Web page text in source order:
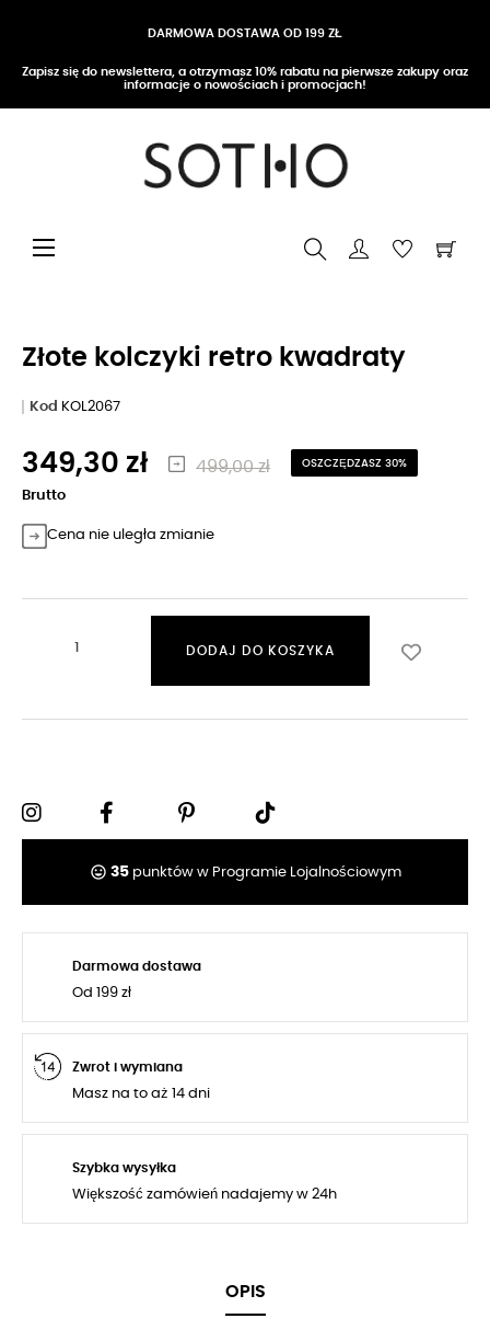
DARMOWA DOSTAWA OD 199 ZŁ
Zapisz się do newslettera, a otrzymasz 10% rabatu na pierwsze zakupy oraz
informacje o nowościach i promocjach!
Przełącz nawigację
☰
Złote kolczyki retro kwadraty
Kod KOL2067
349,30 zł 499,00 zł OSZCZĘDZASZ 30%
Brutto
Cena nie uległa zmianie
DODAJ DO KOSZYKA
tag_faces 35punktów w Programie Lojalnościowym
Darmowa dostawa
Od 199 zł
Zwrot i wymiana
Masz na to aż 14 dni
Szybka wysyłka
Większość zamówień nadajemy w 24h
OPIS